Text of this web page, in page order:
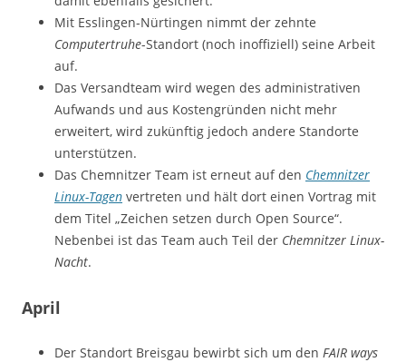
Mit Esslingen-Nürtingen nimmt der zehnte
Computertruhe-Standort (noch inoffiziell) seine Arbeit
auf.
Das Versandteam wird wegen des administrativen
Aufwands und aus Kostengründen nicht mehr
erweitert, wird zukünftig jedoch andere Standorte
unterstützen.
Das Chemnitzer Team ist erneut auf den Chemnitzer
Linux-Tagen vertreten und hält dort einen Vortrag mit
dem Titel „Zeichen setzen durch Open Source“.
Nebenbei ist das Team auch Teil der Chemnitzer Linux-
Nacht.
April
Der Standort Breisgau bewirbt sich um den FAIR ways